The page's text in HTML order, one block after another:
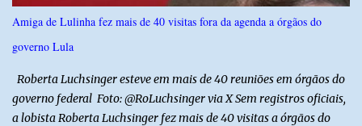
funcionários da Caern que seguiam para uma partida de futebol. O
motorista e uma mulher sofreram ferimentos leves. A criança, que
estava no carro com o grupo, ficou gravemente ferida, precisou ser
Amiga de Lulinha fez mais de 40 visitas fora da agenda a órgãos do
governo Lula
Roberta Luchsinger esteve em mais de 40 reuniões em órgãos do
governo federal Foto: @RoLuchsinger via X Sem registros oficiais,
a lobista Roberta Luchsinger fez mais de 40 visitas a órgãos do